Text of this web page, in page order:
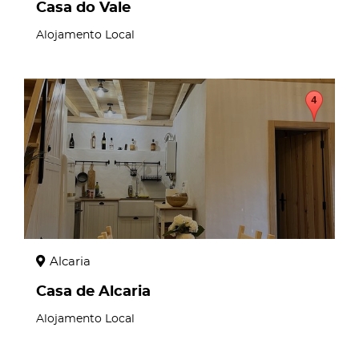
Casa do Vale
Alojamento Local
page
Alcaria
Casa de Alcaria
Alojamento Local